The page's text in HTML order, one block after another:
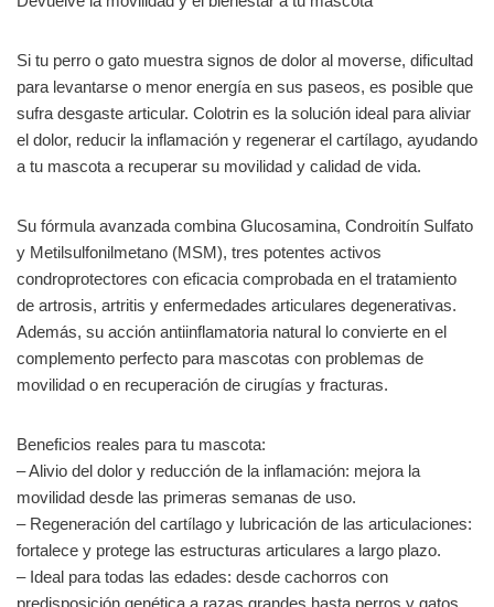
Si tu perro o gato muestra signos de dolor al moverse, dificultad
para levantarse o menor energía en sus paseos, es posible que
sufra desgaste articular. Colotrin es la solución ideal para aliviar
el dolor, reducir la inflamación y regenerar el cartílago, ayudando
a tu mascota a recuperar su movilidad y calidad de vida.
Su fórmula avanzada combina Glucosamina, Condroitín Sulfato
y Metilsulfonilmetano (MSM), tres potentes activos
condroprotectores con eficacia comprobada en el tratamiento
de artrosis, artritis y enfermedades articulares degenerativas.
Además, su acción antiinflamatoria natural lo convierte en el
complemento perfecto para mascotas con problemas de
movilidad o en recuperación de cirugías y fracturas.
Beneficios reales para tu mascota:
– Alivio del dolor y reducción de la inflamación: mejora la
movilidad desde las primeras semanas de uso.
– Regeneración del cartílago y lubricación de las articulaciones:
fortalece y protege las estructuras articulares a largo plazo.
– Ideal para todas las edades: desde cachorros con
predisposición genética a razas grandes hasta perros y gatos